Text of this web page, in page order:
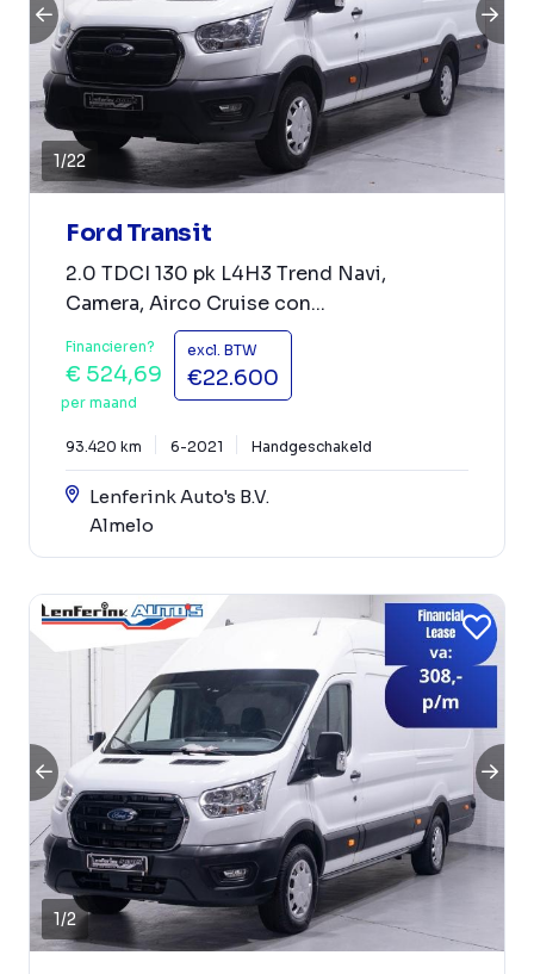
1/22
Ford Transit
2.0 TDCI 130 pk L4H3 Trend Navi,
Camera, Airco Cruise con...
Financieren?
€ 524,69
per maand
excl. BTW
€22.600
93.420 km 6-2021 Handgeschakeld
Lenferink Auto's B.V.
Almelo
1/2